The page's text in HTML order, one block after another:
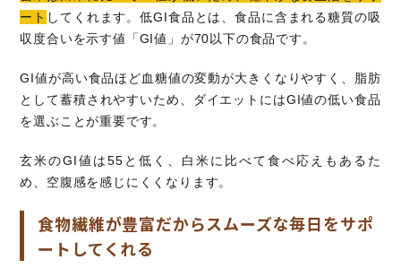
ート してくれます。低GI食品とは、食品に含まれる糖質の吸
収度合いを示す値「GI値」が70以下の食品です。
GI値が高い食品ほど血糖値の変動が大きくなりやすく、脂肪
として蓄積されやすいため、ダイエットにはGI値の低い食品
を選ぶことが重要です。
玄米のGI値は55と低く、白米に比べて食べ応えもあるた
め、空腹感を感じにくくなります。
食物繊維が豊富だからスムーズな毎日をサポ
ートしてくれる